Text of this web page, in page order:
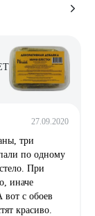
27.09.2020
три
по одному
При
иначе
вот с обоев
красиво.